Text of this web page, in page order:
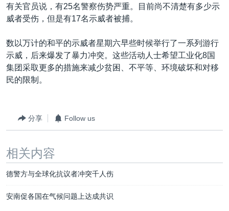
非洲
美洲
全球议题
军事
劳工
环境
国会报道
美中关系
美国建国250周年
埃博拉疫情
美国之音专访
台海两岸关系
南中国海争端
关注西藏
关注新疆
VOA今日焦点
中文广播
关注我们
其他语言网站
有关官员说，有25名警察伤势严重。目前尚不清楚有多少示
威者受伤，但是有17名示威者被捕。
数以万计的和平的示威者星期六早些时候举行了一系列游行
示威，后来爆发了暴力冲突。这些活动人士希望工业化8国
集团采取更多的措施来减少贫困、不平等、环境破坏和对移
民的限制。
分享 Follow us
相关内容
德警方与全球化抗议者冲突千人伤
安南促各国在气候问题上达成共识